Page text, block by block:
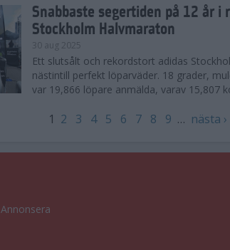
Snabbaste segertiden på 12 år i
Stockholm Halvmaraton
30 aug 2025
Ett slutsålt och rekordstort adidas
nästintill perfekt löparväder. 18 grader,
var 19,866 löpare anmälda, varav 15,807
1 2 3 4 5 6 7 8 9 … nästa ›
Annonsera